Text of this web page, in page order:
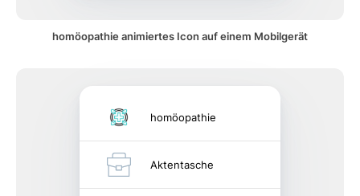
homöopathie animiertes Icon auf einem Mobilgerät
homöopathie
Aktentasche